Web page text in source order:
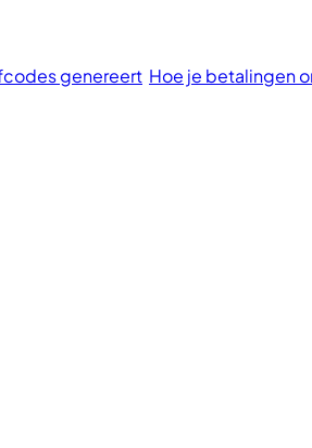
genereert Hoe je betalingen